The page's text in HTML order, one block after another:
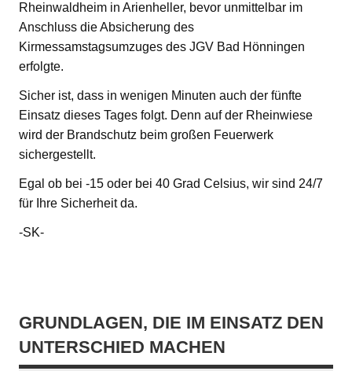
Rheinwaldheim in Arienheller, bevor unmittelbar im
Anschluss die Absicherung des
Kirmessamstagsumzuges des JGV Bad Hönningen
erfolgte.
Sicher ist, dass in wenigen Minuten auch der fünfte
Einsatz dieses Tages folgt. Denn auf der Rheinwiese
wird der Brandschutz beim großen Feuerwerk
sichergestellt.
Egal ob bei -15 oder bei 40 Grad Celsius, wir sind 24/7
für Ihre Sicherheit da.
-SK-
GRUNDLAGEN, DIE IM EINSATZ DEN
UNTERSCHIED MACHEN